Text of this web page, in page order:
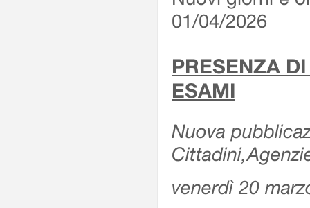
01/04/2026
PRESENZA
ESAMI
Nuova
venerdì 20